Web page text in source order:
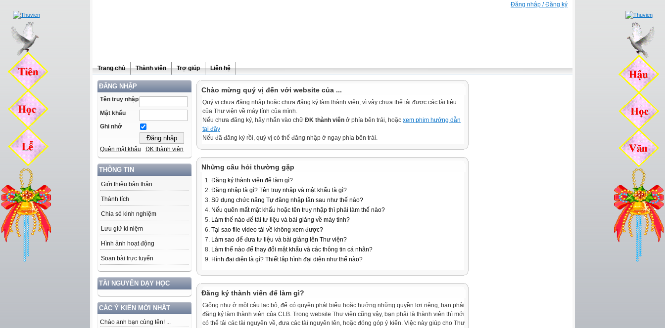
Đăng nhập / Đăng ký
Trang chủ Thành viên Trợ giúp Liên hệ
ĐĂNG NHẬP
Tên truy nhập
Mật khẩu
Ghi nhớ
Quên mật khẩu ĐK thành viên
THÔNG TIN
Giới thiệu bản thân
Thành tích
Chia sẻ kinh nghiệm
Lưu giữ kỉ niệm
Hình ảnh hoạt động
Soạn bài trực tuyến
TÀI NGUYÊN DẠY HỌC
CÁC Ý KIẾN MỚI NHẤT
Chào anh bạn cùng tên! ...
Chào mừng quý vị đến với website của ...
Quý vị chưa đăng nhập hoặc chưa đăng ký làm thành viên, vì vậy chưa thể tải được các tài liệu
của Thư viện về máy tính của mình.
Nếu chưa đăng ký, hãy nhấn vào chữ ĐK thành viên ở phía bên trái, hoặc xem phim hướng dẫn
tại đây
Nếu đã đăng ký rồi, quý vị có thể đăng nhập ở ngay phía bên trái.
Những câu hỏi thường gặp
Đăng ký thành viên để làm gì?
Đăng nhập là gì? Tên truy nhập và mật khẩu là gì?
Sử dụng chức năng Tự đăng nhập lần sau như thế nào?
Nếu quên mất mật khẩu hoặc tên truy nhập thì phải làm thế nào?
Làm thế nào để tải tư liệu và bài giảng về máy tính?
Tại sao file video tải về không xem được?
Làm sao để đưa tư liệu và bài giảng lên Thư viện?
Làm thế nào để thay đổi mật khẩu và các thông tin cá nhân?
Hình đại diện là gì? Thiết lập hình đại diện như thế nào?
Đăng ký thành viên để làm gì?
Giống như ở một câu lạc bộ, để có quyền phát biểu hoặc hưởng những quyền lợi riêng, bạn phải
đăng ký làm thành viên của CLB. Trong website Thư viện cũng vậy, bạn phải là thành viên thì mới
có thể tải các tài nguyên về, đưa các tài nguyên lên, hoặc đóng góp ý kiến. Việc này giúp cho Thư